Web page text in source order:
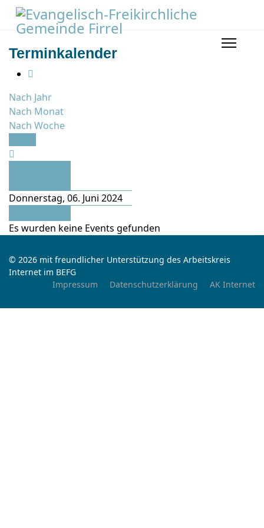
Terminkalender
Nach Jahr
Nach Monat
Nach Woche
Donnerstag, 06. Juni 2024
Es wurden keine Events gefunden
© 2026 mit freundlicher Unterstützung des Arbeitskreis
Internet im BEFG
Impressum
Datenschutzerklärung AK Internet